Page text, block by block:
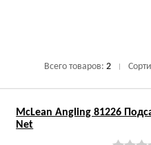
Всего товаров: 2
McLean Angling 81226
Net